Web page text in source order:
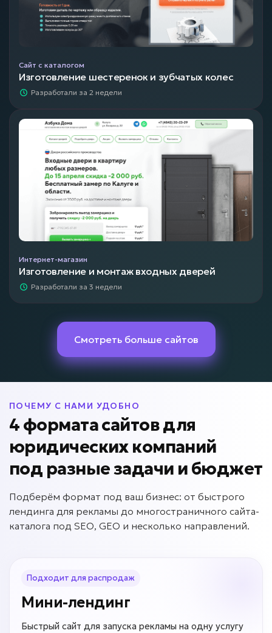
Сайт с каталогом
Изготовление шестеренок и зубчатых колес
Разработали за 2 недели
Интернет-магазин
Изготовление и монтаж входных дверей
Разработали за 3 недели
Смотреть больше сайтов
ПОЧЕМУ С НАМИ УДОБНО
4 формата сайтов для
юридических компаний
под разные задачи и бюджет
Подберём формат под ваш бизнес: от быстрого
лендинга для рекламы до многостраничного сайта-
каталога под SEO, GEO и несколько направлений.
Подходит для распродаж
Мини-лендинг
Быстрый сайт для запуска рекламы на одну услугу